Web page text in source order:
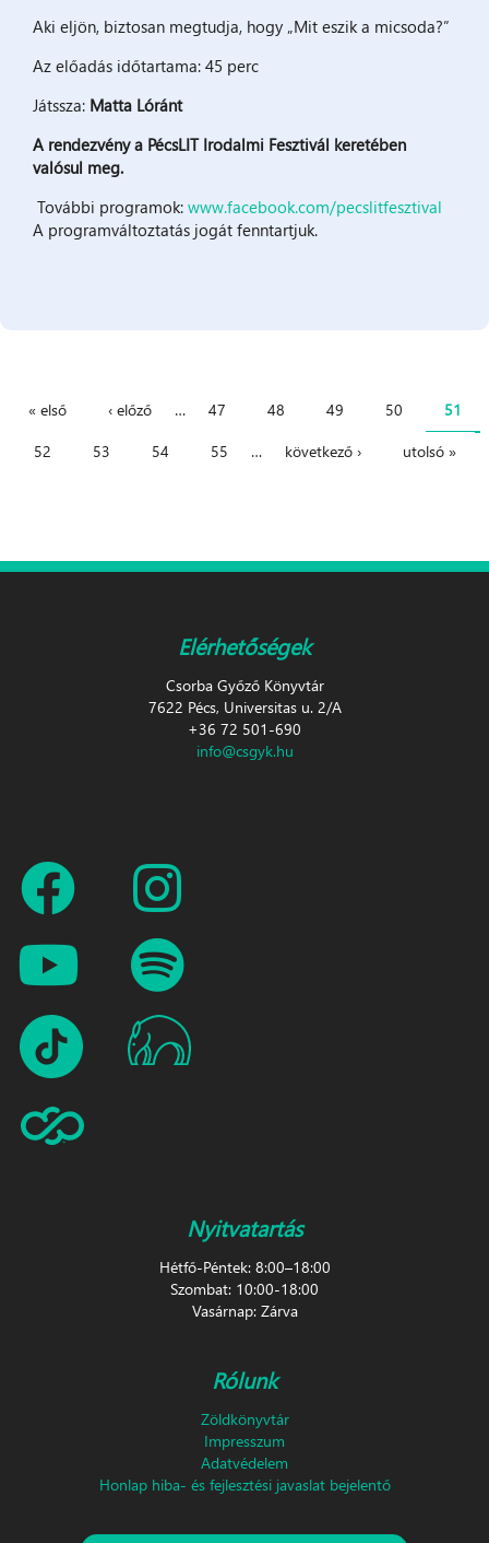
Aki eljön, biztosan megtudja, hogy „Mit eszik a micsoda?”
Az előadás időtartama: 45 perc
Játssza: Matta Lóránt
A rendezvény a PécsLIT Irodalmi Fesztivál keretében
valósul meg.
További programok: www.facebook.com/pecslitfesztival
A programváltoztatás jogát fenntartjuk.
« első ‹ előző … 47 48 49 50
51
52
53 54 55 … következő › utolsó »
Elérhetőségek
Csorba Győző Könyvtár
7622 Pécs, Universitas u. 2/A
+36 72 501-690
info@csgyk.hu
Nyitvatartás
Hétfő-Péntek: 8:00–18:00
Szombat: 10:00-18:00
Vasárnap: Zárva
Rólunk
Zöldkönyvtár
Impresszum
Adatvédelem
Honlap hiba- és fejlesztési javaslat bejelentő